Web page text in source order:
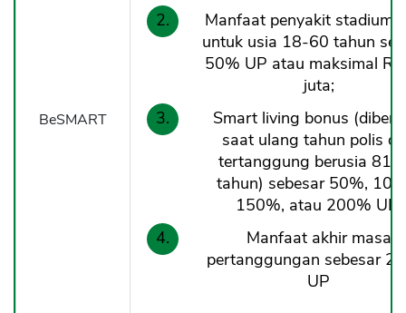
BeSMART
Manfaat penyakit stadium
untuk usia 18-60 tahun
50% UP atau maksimal
juta;
Smart living bonus
saat ulang tahun polis
tertanggung berusia 81-
tahun) sebesar 50%,
150%, atau 200% UP;
Manfaat akhir masa
pertanggungan sebesar
UP